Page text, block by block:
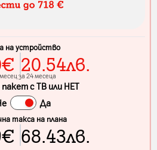
на устройство
€ 20.54лв.
за 24 месеца
с ТВ или НЕТ
Да
такса на плана
€ 68.43лв.